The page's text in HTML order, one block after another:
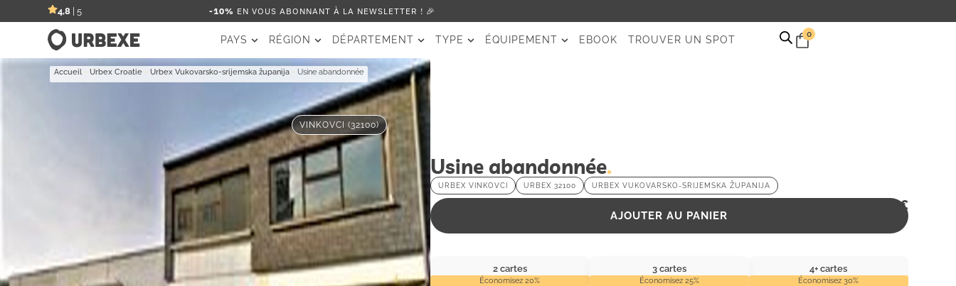
4,8 | 5 -10% EN VOUS ABONNANT À LA NEWSLETTER ! 🎉
PAYS RÉGION DÉPARTEMENT TYPE ÉQUIPEMENT EBOOK TROUVER UN SPOT
0
Accueil -Urbex Croatie -Urbex Vukovarsko-srijemska županija - Usine abandonnée
VINKOVCI (32100)
Usine abandonnée
URBEX VINKOVCI URBEX 32100 URBEX VUKOVARSKO-SRIJEMSKA ŽUPANIJA
2,99€
AJOUTER AU PANIER
2 cartes
Économisez 20%
3 cartes
Économisez 25%
4+ cartes
Économisez 30%